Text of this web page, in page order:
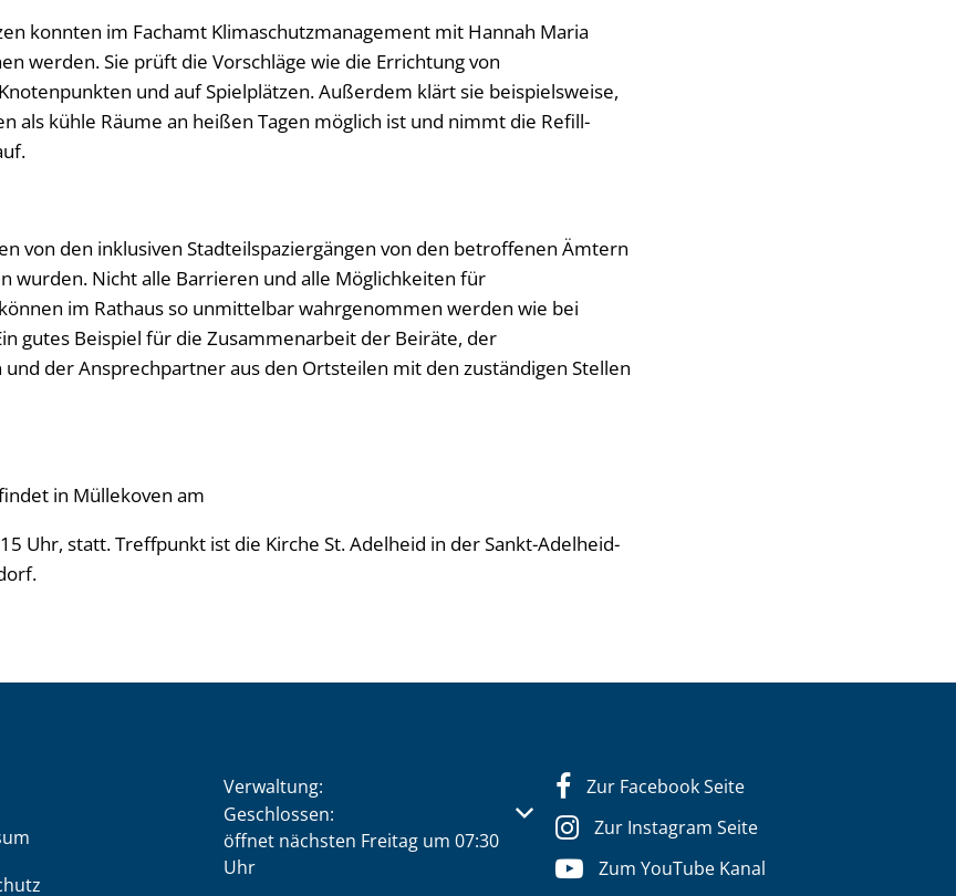
konnten im Fachamt Klimaschutzmanagement mit Hannah Maria
werden. Sie prüft die Vorschläge wie die Errichtung von
und auf Spielplätzen. Außerdem klärt sie beispielsweise,
als kühle Räume an heißen Tagen möglich ist und nimmt die Refill-
von den inklusiven Stadteilspaziergängen von den betroffenen Ämtern
wurden. Nicht alle Barrieren und alle Möglichkeiten für
im Rathaus so unmittelbar wahrgenommen werden wie bei
gutes Beispiel für die Zusammenarbeit der Beiräte, der
der Ansprechpartner aus den Ortsteilen mit den zuständigen Stellen
in Müllekoven am
Uhr, statt. Treffpunkt ist die Kirche St. Adelheid in der Sankt-Adelheid-
Verwaltung:
Klicken, um weitere Öffnungs- oder Schließzeiten auszublenden
Geschlossen:
öffnet nächsten Freitag um 07:30
Uhr
Zur Facebook Seite
Zur Instagram Seite
Zum YouTube Kanal